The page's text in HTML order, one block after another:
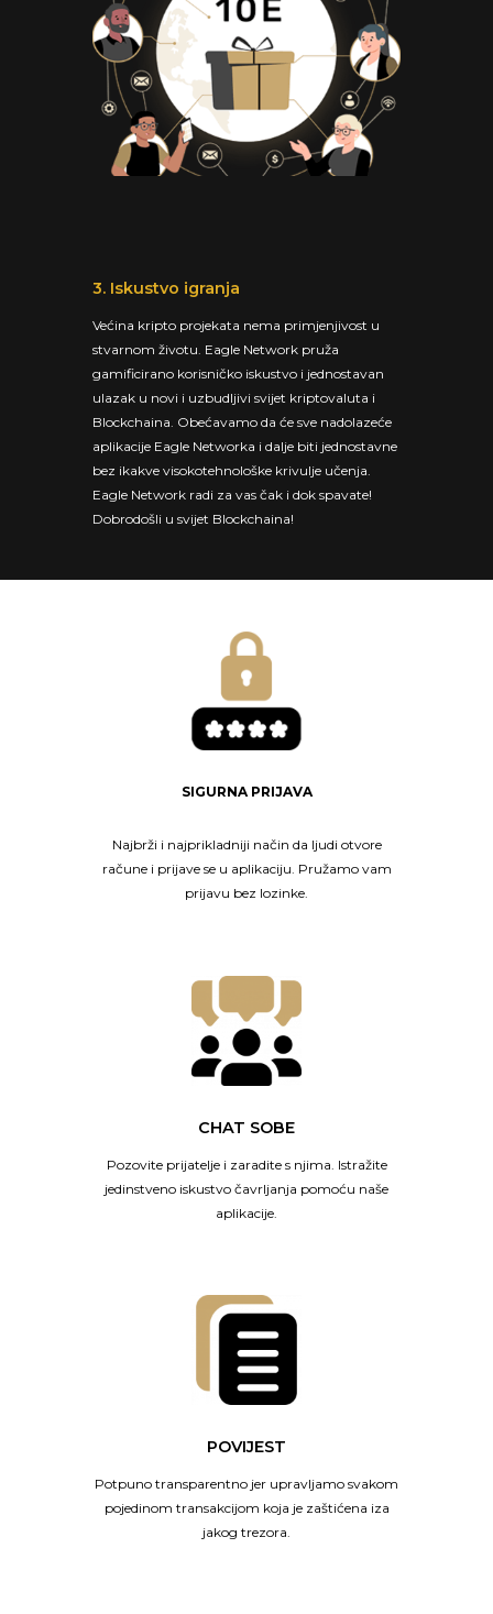
3. Iskustvo igranja
Većina kripto projekata nema primjenjivost u
stvarnom životu. Eagle Network pruža
gamificirano korisničko iskustvo i jednostavan
ulazak u novi i uzbudljivi svijet kriptovaluta i
Blockchaina. Obećavamo da će sve nadolazeće
aplikacije Eagle Networka i dalje biti jednostavne
bez ikakve visokotehnološke krivulje učenja.
Eagle Network radi za vas čak i dok spavate!
Dobrodošli u svijet Blockchaina!
SIGURNA PRIJAVA
Najbrži i najprikladniji način da ljudi otvore
račune i prijave se u aplikaciju. Pružamo vam
prijavu bez lozinke.
CHAT SOBE
Pozovite prijatelje i zaradite s njima. Istražite
jedinstveno iskustvo čavrljanja pomoću naše
aplikacije.
POVIJEST
Potpuno transparentno jer upravljamo svakom
pojedinom transakcijom koja je zaštićena iza
jakog trezora.